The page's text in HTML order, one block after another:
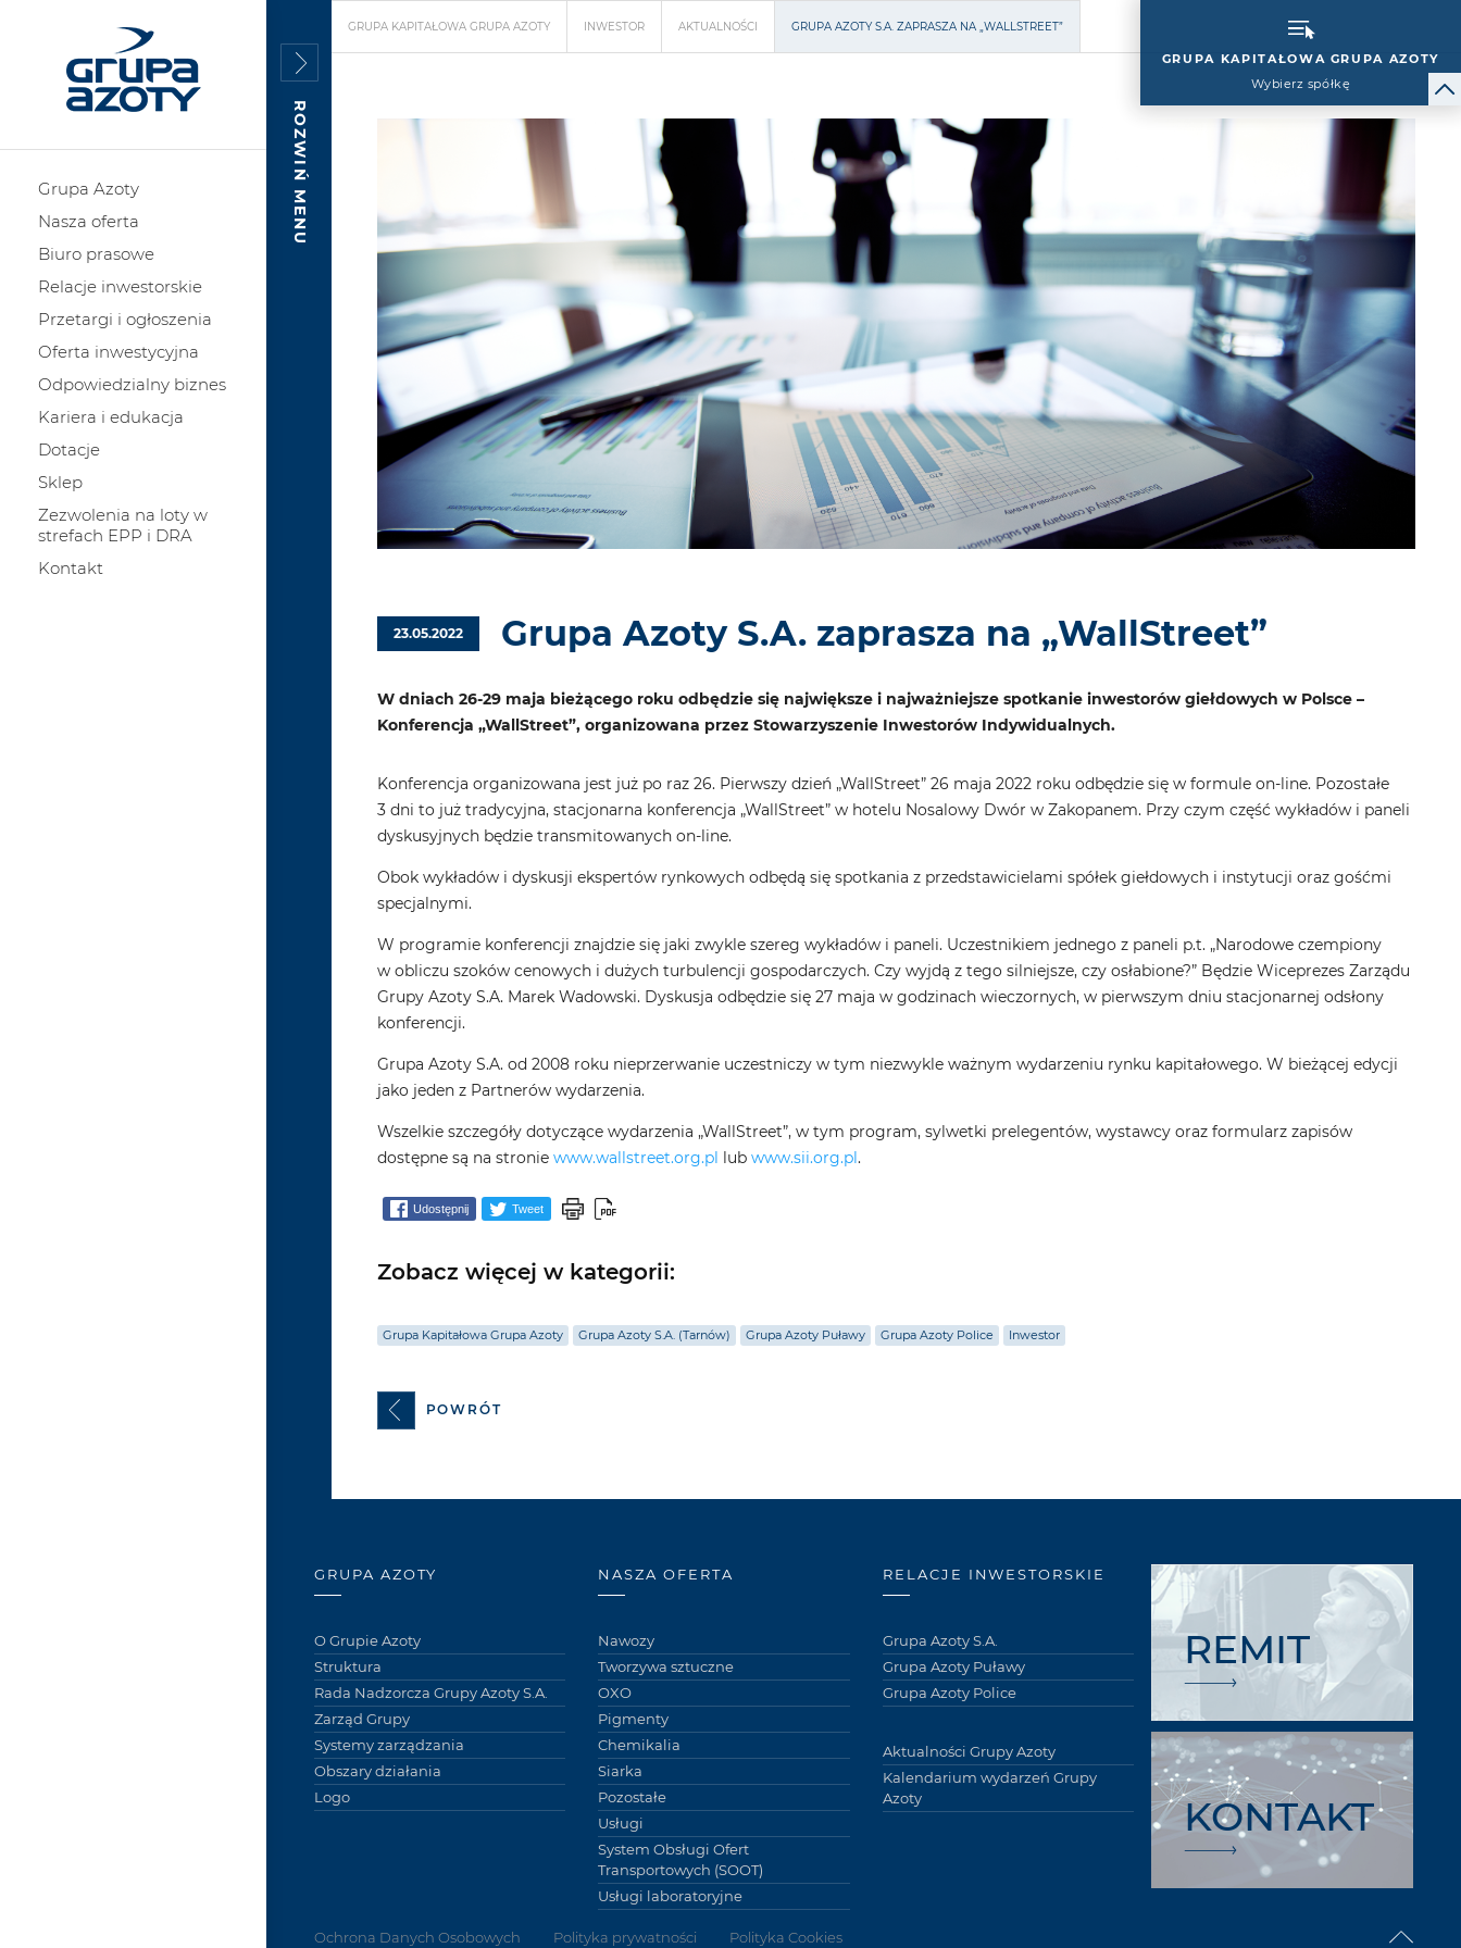
Grupa Azoty
Nasza oferta
Biuro prasowe
Relacje inwestorskie
Przetargi i ogłoszenia
Oferta inwestycyjna
Odpowiedzialny biznes
Kariera i edukacja
Dotacje
Sklep
Zezwolenia na loty w
strefach EPP i DRA
Kontakt
GRUPA KAPITAŁOWA GRUPA AZOTY
Wybierz spółkę
ROZWIŃ MENU
GRUPA KAPITAŁOWA GRUPA AZOTY INWESTOR AKTUALNOŚCI GRUPA AZOTY S.A. ZAPRASZA NA „WALLSTREET”
23.05.2022 Grupa Azoty S.A. zaprasza na „WallStreet”
W dniach 26-29 maja bieżącego roku odbędzie się największe i najważniejsze spotkanie inwestorów giełdowych w Polsce –
Konferencja „WallStreet”, organizowana przez Stowarzyszenie Inwestorów Indywidualnych.
Konferencja organizowana jest już po raz 26. Pierwszy dzień „WallStreet” 26 maja 2022 roku odbędzie się w formule on-line. Pozostałe
3 dni to już tradycyjna, stacjonarna konferencja „WallStreet” w hotelu Nosalowy Dwór w Zakopanem. Przy czym część wykładów i paneli
dyskusyjnych będzie transmitowanych on-line.
Obok wykładów i dyskusji ekspertów rynkowych odbędą się spotkania z przedstawicielami spółek giełdowych i instytucji oraz gośćmi
specjalnymi.
W programie konferencji znajdzie się jaki zwykle szereg wykładów i paneli. Uczestnikiem jednego z paneli p.t. „Narodowe czempiony
w obliczu szoków cenowych i dużych turbulencji gospodarczych. Czy wyjdą z tego silniejsze, czy osłabione?” Będzie Wiceprezes Zarządu
Grupy Azoty S.A. Marek Wadowski. Dyskusja odbędzie się 27 maja w godzinach wieczornych, w pierwszym dniu stacjonarnej odsłony
konferencji.
Grupa Azoty S.A. od 2008 roku nieprzerwanie uczestniczy w tym niezwykle ważnym wydarzeniu rynku kapitałowego. W bieżącej edycji
jako jeden z Partnerów wydarzenia.
Wszelkie szczegóły dotyczące wydarzenia „WallStreet”, w tym program, sylwetki prelegentów, wystawcy oraz formularz zapisów
dostępne są na stronie www.wallstreet.org.pl lub www.sii.org.pl.
Udostępnij Tweet
Zobacz więcej w kategorii:
Grupa Kapitałowa Grupa Azoty Grupa Azoty S.A. (Tarnów) Grupa Azoty Puławy Grupa Azoty Police Inwestor
POWRÓT
GRUPA AZOTY
O Grupie Azoty
Struktura
Rada Nadzorcza Grupy Azoty S.A.
Zarząd Grupy
Systemy zarządzania
Obszary działania
Logo
NASZA OFERTA
Nawozy
Tworzywa sztuczne
OXO
Pigmenty
Chemikalia
Siarka
Pozostałe
Usługi
System Obsługi Ofert
Transportowych (SOOT)
Usługi laboratoryjne
RELACJE INWESTORSKIE
Grupa Azoty S.A.
Grupa Azoty Puławy
Grupa Azoty Police
Aktualności Grupy Azoty
Kalendarium wydarzeń Grupy
Azoty
REMIT
KONTAKT
Ochrona Danych Osobowych Polityka prywatności Polityka Cookies